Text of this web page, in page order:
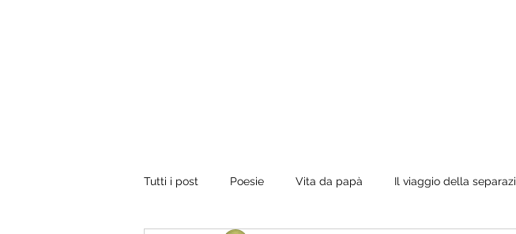
Tutti i post Poesie Vita da papà Il viaggio della separazi